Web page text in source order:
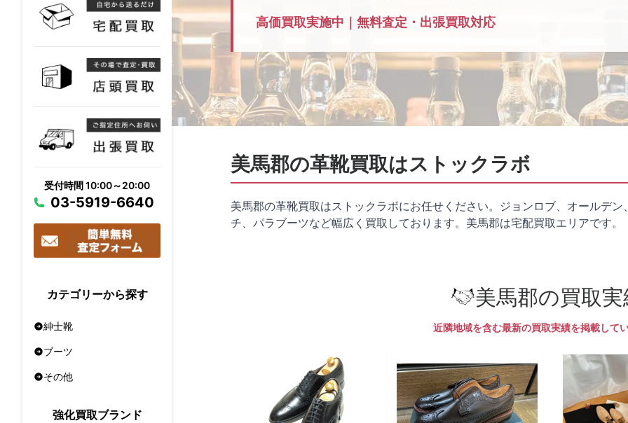
受付時間 10:00～20:00
03-5919-6640
カテゴリーから探す
紳士靴
ブーツ
その他
強化買取ブランド
高価買取実施中｜無料査定・出張買取対応
美馬郡の革靴買取はストックラボ
美馬郡の革靴買取はストックラボにお任せください。ジョンロブ、オールデ
チ、パラブーツなど幅広く買取しております。美馬郡は宅配買取エリアです。
美馬郡の買取
近隣地域を含む最新の買取実績を掲載して